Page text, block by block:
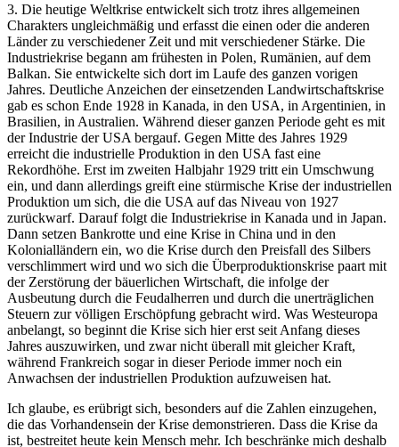
3. Die heutige Weltkrise entwickelt sich trotz ihres allgemeinen
Charakters ungleichmäßig und erfasst die einen oder die anderen
Länder zu verschiedener Zeit und mit verschiedener Stärke. Die
Industriekrise begann am frühesten in Polen, Rumänien, auf dem
Balkan. Sie entwickelte sich dort im Laufe des ganzen vorigen
Jahres. Deutliche Anzeichen der einsetzenden Landwirtschaftskrise
gab es schon Ende 1928 in Kanada, in den USA, in Argentinien, in
Brasilien, in Australien. Während dieser ganzen Periode geht es mit
der Industrie der USA bergauf. Gegen Mitte des Jahres 1929
erreicht die industrielle Produktion in den USA fast eine
Rekordhöhe. Erst im zweiten Halbjahr 1929 tritt ein Umschwung
ein, und dann allerdings greift eine stürmische Krise der industriellen
Produktion um sich, die die USA auf das Niveau von 1927
zurückwarf. Darauf folgt die Industriekrise in Kanada und in Japan.
Dann setzen Bankrotte und eine Krise in China und in den
Kolonialländern ein, wo die Krise durch den Preisfall des Silbers
verschlimmert wird und wo sich die Überproduktionskrise paart mit
der Zerstörung der bäuerlichen Wirtschaft, die infolge der
Ausbeutung durch die Feudalherren und durch die unerträglichen
Steuern zur völligen Erschöpfung gebracht wird. Was Westeuropa
anbelangt, so beginnt die Krise sich hier erst seit Anfang dieses
Jahres auszuwirken, und zwar nicht überall mit gleicher Kraft,
während Frankreich sogar in dieser Periode immer noch ein
Anwachsen der industriellen Produktion aufzuweisen hat.
Ich glaube, es erübrigt sich, besonders auf die Zahlen einzugehen,
die das Vorhandensein der Krise demonstrieren. Dass die Krise da
ist, bestreitet heute kein Mensch mehr. Ich beschränke mich deshalb